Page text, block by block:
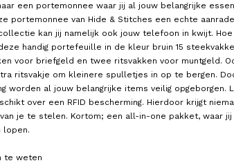
een portemonnee waar jij al jouw belangrijke
portemonnee van Hide & Stitches een echte
kan jij namelijk ook jouw telefoon in kwijt.
handig portefeuille in de kleur bruin 15
voor briefgeld en twee ritsvakken voor muntgeld.
ritsvakje om kleinere spulletjes in op te bergen.
worden al jouw belangrijke items veilig opgeborgen.
over een RFID bescherming. Hierdoor krijgt
van je te stelen. Kortom; een all-in-one pakket, waar
lopen.
te weten